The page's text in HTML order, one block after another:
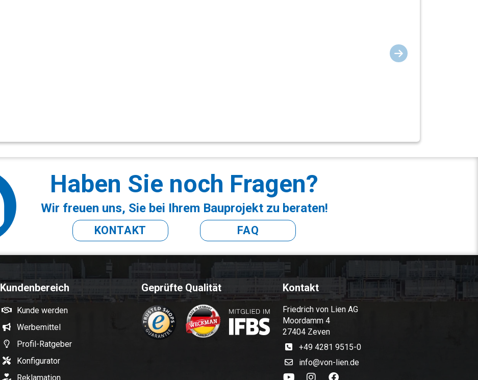
Haben Sie noch Fragen?
Wir freuen uns, Sie bei Ihrem Bauprojekt zu beraten!
KONTAKT FAQ
Kundenbereich
Kunde werden
Werbemittel
Profil-Ratgeber
Konfigurator
Reklamation
Geprüfte Qualität Kontakt
Friedrich von Lien AG
Moordamm 4
27404 Zeven
+49 4281 9515-0
info@von-lien.de